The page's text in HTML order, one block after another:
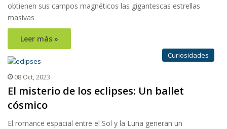
obtienen sus campos magnéticos las gigantescas estrellas
masivas
Leer más »
Curiosidades
08 Oct, 2023
El misterio de los eclipses: Un ballet
cósmico
El romance espacial entre el Sol y la Luna generan un